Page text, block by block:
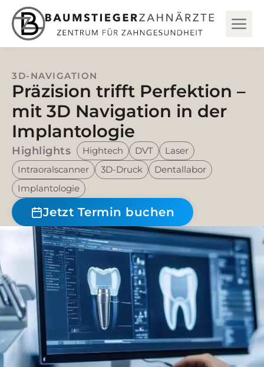
3D-NAVIGATION
Präzision trifft Perfektion –
mit 3D Navigation in der
Implantologie
Highlights Hightech DVT
Laser
Intraoralscanner
3D-Druck
Dentallabor
Implantologie
Jetzt Termin buchen